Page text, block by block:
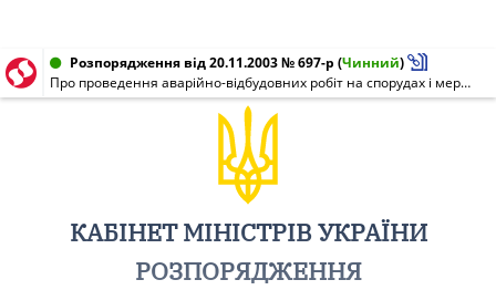
Розпорядження від 20.11.2003 № 697-р (Чинний)
Про проведення аварійно-відбудовних робіт на спорудах і мережах водопостачання, водовідведення та теплозабезпечення м. Суходільська
КАБІНЕТ МІНІСТРІВ УКРАЇНИ
РОЗПОРЯДЖЕННЯ